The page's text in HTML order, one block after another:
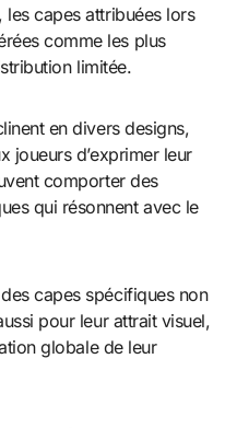
les capes attribuées lors
comme les plus
limitée.
en divers designs,
joueurs d’exprimer leur
comporter des
qui résonnent avec le
capes spécifiques non
pour leur attrait visuel,
globale de leur